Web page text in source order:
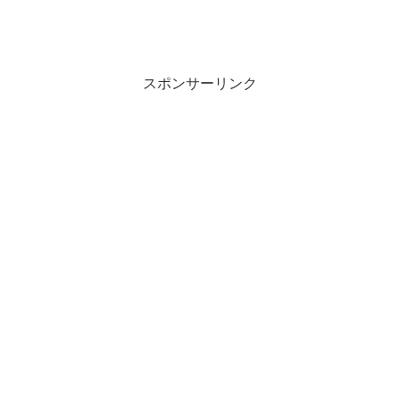
スポンサーリンク